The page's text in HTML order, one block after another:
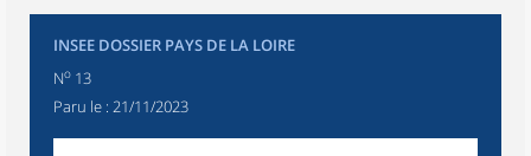
INSEE DOSSIER PAYS DE LA LOIRE
No 13
Paru le : 21/11/2023